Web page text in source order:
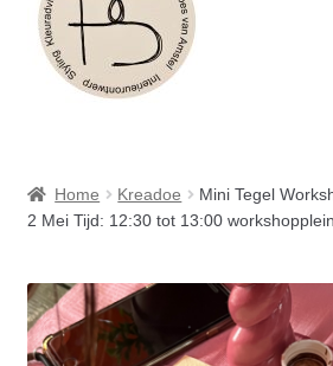
naar
navigatie
de
inhoud
POLDERSPUL
WORKSHOPS
Home Kreadoe
Mini Tegel
2 Mei Tijd: 12:30 tot 13:00